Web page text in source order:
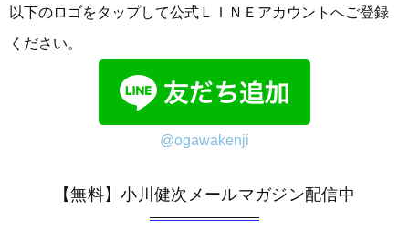
以下のロゴをタップして公式ＬＩＮＥアカウントへご登録
ください。
@ogawakenji
【無料】小川健次メールマガジン配信中